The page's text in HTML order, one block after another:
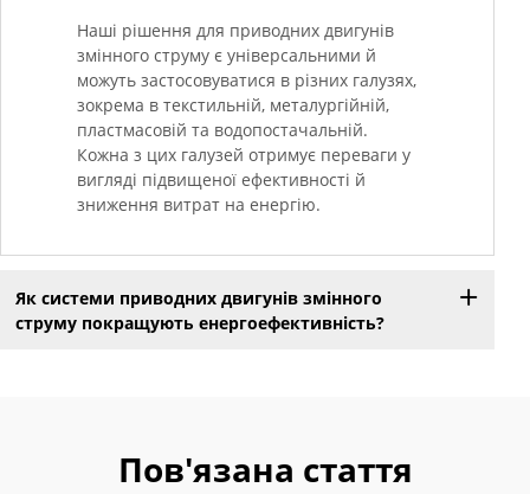
Наші рішення для приводних двигунів
змінного струму є універсальними й
можуть застосовуватися в різних галузях,
зокрема в текстильній, металургійній,
пластмасовій та водопостачальній.
Кожна з цих галузей отримує переваги у
вигляді підвищеної ефективності й
зниження витрат на енергію.
Як системи приводних двигунів змінного
струму покращують енергоефективність?
Пов'язана стаття